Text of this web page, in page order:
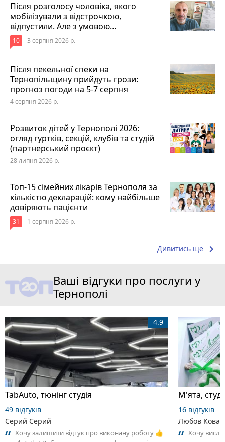
Після розголосу чоловіка, якого
мобілізували з відстрочкою,
відпустили. Але з умовою…
10 3 серпня 2026 р.
Після пекельної спеки на
Тернопільщину прийдуть грози:
прогноз погоди на 5-7 серпня
4 серпня 2026 р.
Розвиток дітей у Тернополі 2026:
огляд гуртків, секцій, клубів та студій
(партнерський проєкт)
28 липня 2026 р.
Топ-15 сімейних лікарів Тернополя за
кількістю декларацій: кому найбільше
довіряють пацієнти
31 1 серпня 2026 р.
Дивитись ще keyboard_arrow_right
Ваші відгуки про послуги у
Тернополі
TabAuto, тюнінг студія
4.9
49 відгуків
Серий Серий
Хочу залишити відгук про виконану роботу 👍
М'ята,
16 відгуків
Любов
Хочу